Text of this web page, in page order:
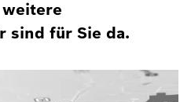
sind für Sie da.